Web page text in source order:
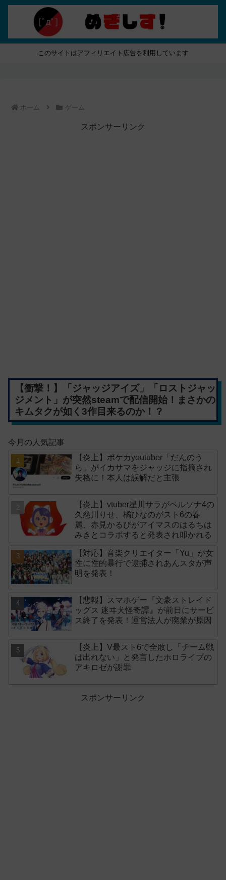
このサイトはアフィリエイト広告を利用しています
ホーム ゲーム
スポンサーリンク
【衝撃！】「ジャッジアイズ」「ロストジャッ
ジメント」が突然steamで配信開始！まさかの
キムタクが如く3作目来るのか！？
今月の人気記事
【炎上】ポケカyoutuber「だんのう
ら」がイカサマをジャッジに指摘され
失格に！本人は誤解だと主張
【炎上】vtuber星川サラがペルソナ4の
久慈川りせ、橘ひなのがスト6の春
麗、赤見かるびがアイマスのはるちは
みきとコラボすると発表され叩かれる
【対応】音楽クリエイター「Yu」が女
性に性的暴行で逮捕されあんスタが声
明を発表！
【悲報】スマホゲー『文豪ストレイド
ッグス 迷ヰ犬怪奇譚』が前日にサービ
ス終了を発表！運営法人が廃業が原因
【炎上】V最スト6で全敗し「チーム戦
は出れない」と発言したホロライブの
アキロゼが謝罪
スポンサーリンク